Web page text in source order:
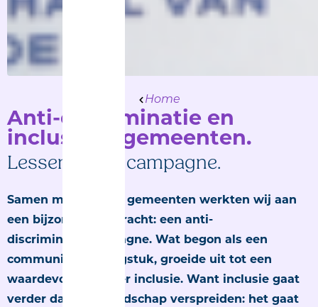
Home
Anti-discriminatie en
inclusie in gemeenten.
Lessen uit de campagne.
Samen met diverse gemeenten werkten wij aan
een bijzondere opdracht: een anti-
discriminatiecampagne. Wat begon als een
communicatievraagstuk, groeide uit tot een
waardevolle les over inclusie. Want inclusie gaat
verder dan een boodschap verspreiden: het gaat